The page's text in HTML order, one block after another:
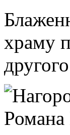
храму